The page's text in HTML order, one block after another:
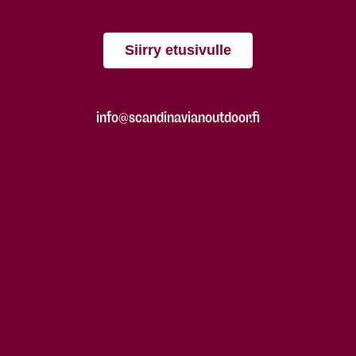
Siirry etusivulle
info@scandinavianoutdoor.fi